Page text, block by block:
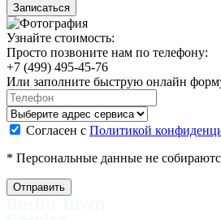
Записаться
Узнайте стоимость:
Просто позвоните нам по телефону:
+7 (499) 495-45-76
Или заполните быструю онлайн
Согласен с Политикой
* Персональные данные не